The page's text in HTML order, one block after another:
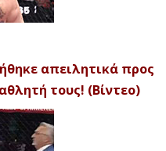
απειλητικά προς
τους! (Βίντεο)